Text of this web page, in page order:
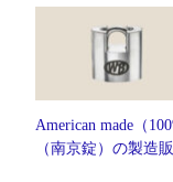
American made（
（南京錠）の製造